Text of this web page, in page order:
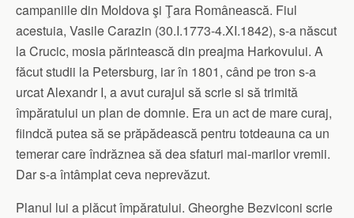
campaniile din Moldova şi Ţara Românească. Fiul
acestuia, Vasile Carazin (30.I.1773-4.XI.1842), s-a născut
la Crucic, mosia părintească din preajma Harkovului. A
făcut studii la Petersburg, iar în 1801, când pe tron s-a
urcat Alexandr I, a avut curajul să scrie si să trimită
împăratului un plan de domnie. Era un act de mare curaj,
fiindcă putea să se prăpădească pentru totdeauna ca un
temerar care îndrăznea să dea sfaturi mai-marilor vremii.
Dar s-a întâmplat ceva neprevăzut.
Planul lui a plăcut împăratului. Gheorghe Bezviconi scrie